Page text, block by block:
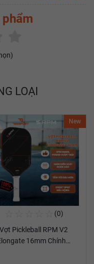
LOẠI
New
(0)
Vợt Pickleball RPM V2
16mm Chính…